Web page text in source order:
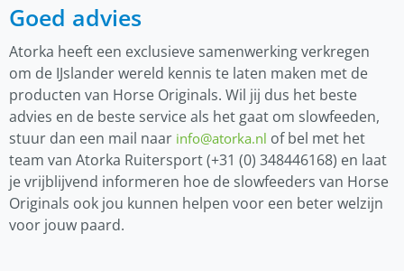
Goed advies
Atorka heeft een exclusieve samenwerking verkregen
om de IJslander wereld kennis te laten maken met de
producten van Horse Originals. Wil jij dus het beste
advies en de beste service als het gaat om slowfeeden,
stuur dan een mail naar info@atorka.nl of bel met het
team van Atorka Ruitersport (+31 (0) 348446168) en laat
je vrijblijvend informeren hoe de slowfeeders van Horse
Originals ook jou kunnen helpen voor een beter welzijn
voor jouw paard.